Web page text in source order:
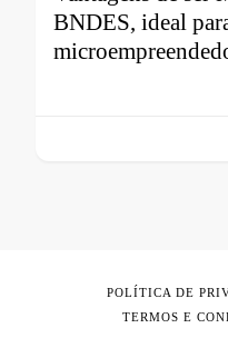
BNDES, ideal
POLÍTICA DE
TERMOS E